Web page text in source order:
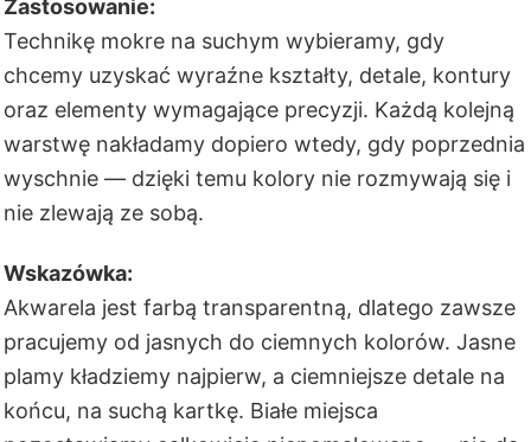
Zastosowanie:
Technikę mokre na suchym wybieramy, gdy
chcemy uzyskać wyraźne kształty, detale, kontury
oraz elementy wymagające precyzji. Każdą kolejną
warstwę nakładamy dopiero wtedy, gdy poprzednia
wyschnie — dzięki temu kolory nie rozmywają się i
nie zlewają ze sobą.
Wskazówka:
Akwarela jest farbą transparentną, dlatego zawsze
pracujemy od jasnych do ciemnych kolorów. Jasne
plamy kładziemy najpierw, a ciemniejsze detale na
końcu, na suchą kartkę. Białe miejsca